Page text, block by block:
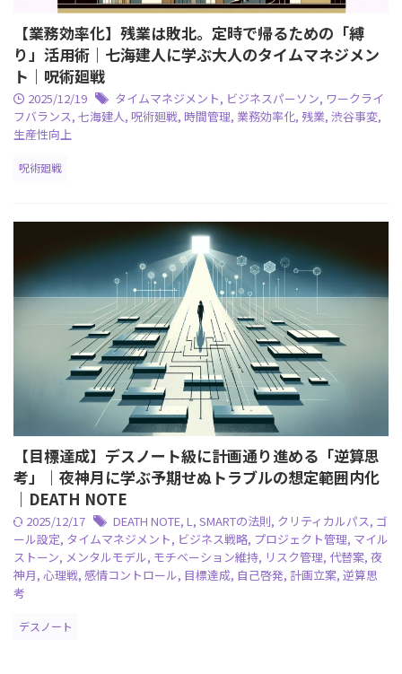
【業務効率化】残業は敗北。定時で帰るための「縛
り」活用術｜七海建人に学ぶ大人のタイムマネジメン
ト｜呪術廻戦
2025/12/19 タイムマネジメント, ビジネスパーソン, ワークライ
フバランス, 七海建人, 呪術廻戦, 時間管理, 業務効率化, 残業, 渋谷事変,
生産性向上
呪術廻戦
【目標達成】デスノート級に計画通り進める「逆算思
考」｜夜神月に学ぶ予期せぬトラブルの想定範囲内化
｜DEATH NOTE
2025/12/17 DEATH NOTE, L , SMARTの法則, クリティカルパス, ゴ
ール設定, タイムマネジメント, ビジネス戦略, プロジェクト管理, マイル
ストーン, メンタルモデル, モチベーション維持, リスク管理, 代替案, 夜
神月, 心理戦, 感情コントロール, 目標達成, 自己啓発, 計画立案, 逆算思
考
デスノート